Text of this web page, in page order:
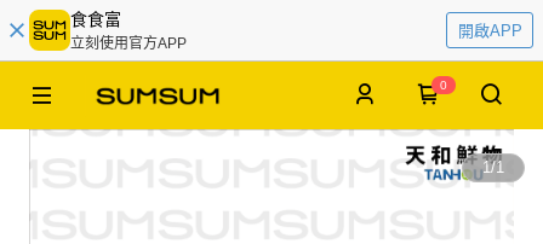
食食富
立刻使用官方APP
開啟APP
0
1/1